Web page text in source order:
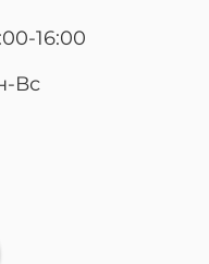
16:00
Вс